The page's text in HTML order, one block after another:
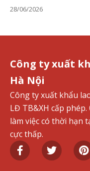
28/06/2026
Công ty xuất
Hà Nội
Công ty xuất khẩu
LĐ TB&XH cấp
làm việc có thời hạn
cực thấp.